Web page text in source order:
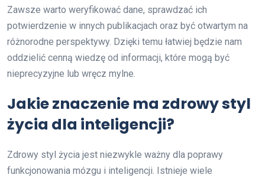
Zawsze warto weryfikować dane, sprawdzać ich
potwierdzenie w innych publikacjach oraz być otwartym na
różnorodne perspektywy. Dzięki temu łatwiej będzie nam
oddzielić cenną wiedzę od informacji, które mogą być
nieprecyzyjne lub wręcz mylne.
Jakie znaczenie ma zdrowy styl
życia dla inteligencji?
Zdrowy styl życia jest niezwykle ważny dla poprawy
funkcjonowania mózgu i inteligencji. Istnieje wiele